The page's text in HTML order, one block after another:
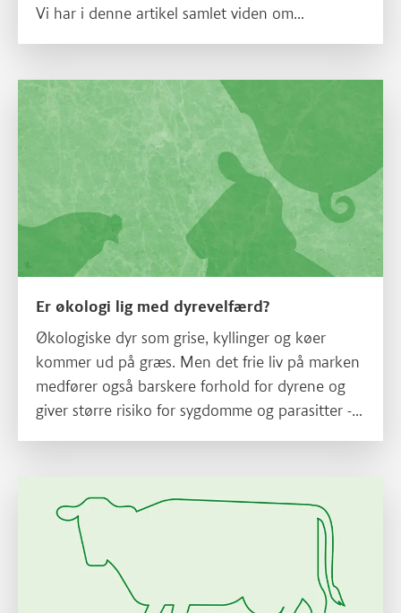
Vi har i denne artikel samlet viden om
Læs mere om Er økologi lig med dyrevelfærd?
Er økologi lig med dyrevelfærd?
Økologiske dyr som grise, kyllinger og køer
kommer ud på græs. Men det frie liv på marken
medfører også barskere forhold for dyrene og
giver større risiko for sygdomme og parasitter -